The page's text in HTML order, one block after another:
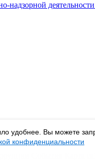
надзорной
удобнее. Вы можете
конфиденциальности